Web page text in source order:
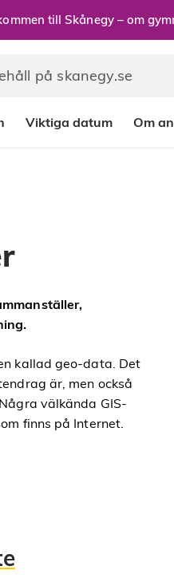
till Skånegy – om
Viktiga datum Om
kallad geo-data. Det
är, men också
välkända GIS-
finns på Internet.